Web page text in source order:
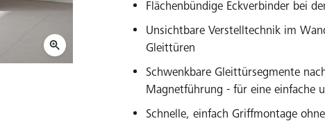
Flächenbündige Eckverbinder bei
Unsichtbare Verstelltechnik im
Gleittüren
Schwenkbare Gleittürsegmente
Magnetführung - für eine einfache
Schnelle, einfach Griffmontage